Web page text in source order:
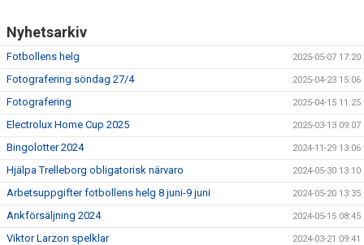
Nyhetsarkiv
Fotbollens helg 2025-05-07 17:20
Fotografering söndag 27/4 2025-04-23 15:06
Fotografering 2025-04-15 11:25
Electrolux Home Cup 2025 2025-03-13 09:07
Bingolotter 2024 2024-11-29 13:06
Hjälpa Trelleborg obligatorisk närvaro 2024-05-30 13:10
Arbetsuppgifter fotbollens helg 8 juni-9 juni 2024-05-20 13:35
Ankförsäljning 2024 2024-05-15 08:45
Viktor Larzon spelklar 2024-03-21 09:41